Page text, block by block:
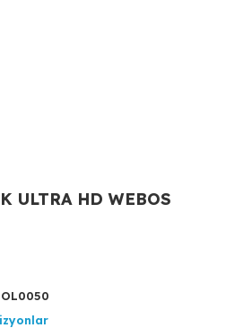
ULTRA HD WEBOS